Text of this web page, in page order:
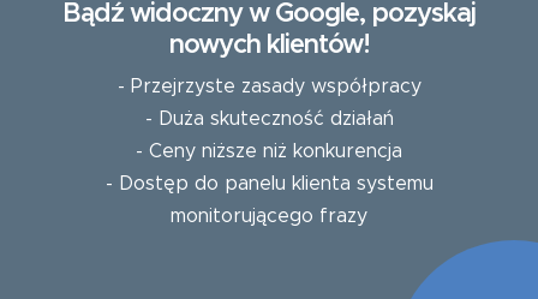
Bądź widoczny w Google, pozyskaj
nowych klientów!
- Przejrzyste zasady współpracy
- Duża skuteczność działań
- Ceny niższe niż konkurencja
- Dostęp do panelu klienta systemu
monitorującego frazy